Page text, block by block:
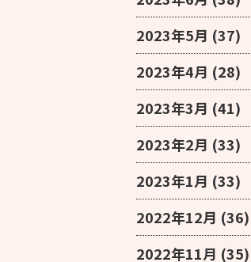
2023年5月 (37)
2023年4月 (28)
2023年3月 (41)
2023年2月 (33)
2023年1月 (33)
2022年12月 (36)
2022年11月 (35)